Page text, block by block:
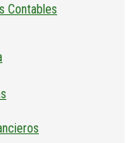
Contables